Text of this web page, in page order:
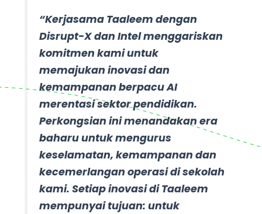
“Kerjasama Taaleem dengan
Disrupt-X dan Intel menggariskan
komitmen kami untuk
memajukan inovasi dan
kemampanan berpacu AI
merentasi sektor pendidikan.
Perkongsian ini menandakan era
baharu untuk mengurus
keselamatan, kemampanan dan
kecemerlangan operasi di sekolah
kami. Setiap inovasi di Taaleem
mempunyai tujuan: untuk